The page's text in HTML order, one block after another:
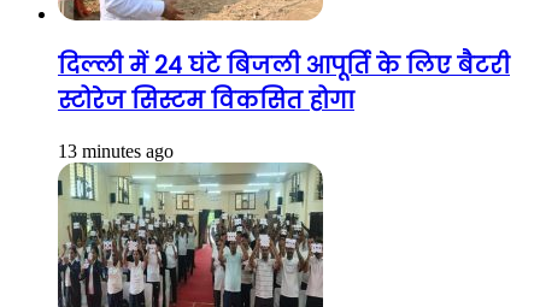
दिल्ली में 24 घंटे बिजली आपूर्ति के लिए बैटरी
स्टोरेज सिस्टम विकसित होगा
13 minutes ago